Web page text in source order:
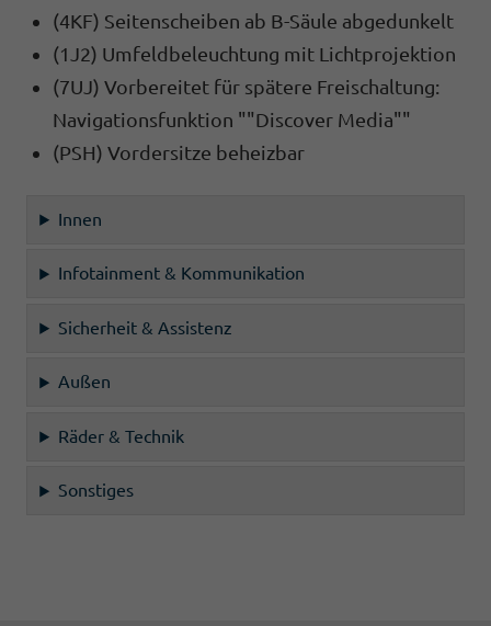
(4KF) Seitenscheiben ab B-Säule abgedunkelt
(1J2) Umfeldbeleuchtung mit Lichtprojektion
(7UJ) Vorbereitet für spätere Freischaltung:
Navigationsfunktion ""Discover Media""
(PSH) Vordersitze beheizbar
Innen
Infotainment & Kommunikation
Sicherheit & Assistenz
Außen
Räder & Technik
Sonstiges